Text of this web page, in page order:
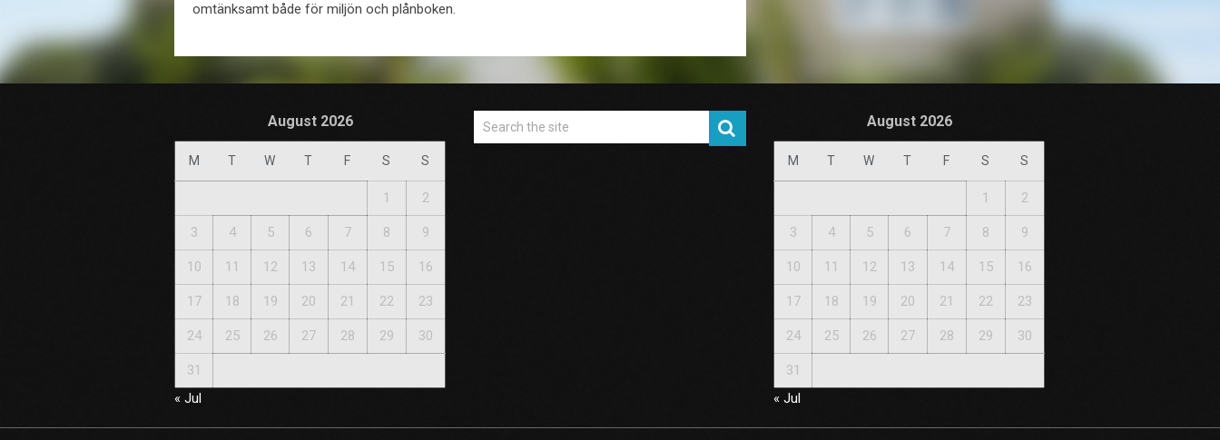
omtänksamt både för miljön och plånboken.
August 2026
M T W T F S S
1 2
3 4 5 6 7 8 9
10 11 12 13 14 15 16
17 18 19 20 21 22 23
24 25 26 27 28 29 30
31
« Jul
August 2026
M T W T F S S
1 2
3 4 5 6 7 8 9
10 11 12 13 14 15 16
17 18 19 20 21 22 23
24 25 26 27 28 29 30
31
« Jul